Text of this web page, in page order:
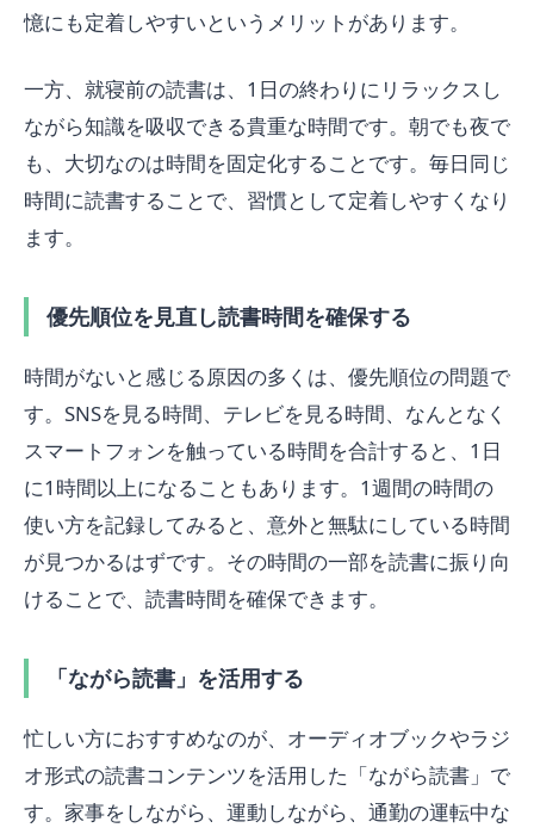
憶にも定着しやすいというメリットがあります。
一方、就寝前の読書は、1日の終わりにリラックスし
ながら知識を吸収できる貴重な時間です。朝でも夜で
も、大切なのは時間を固定化することです。毎日同じ
時間に読書することで、習慣として定着しやすくなり
ます。
優先順位を見直し読書時間を確保する
時間がないと感じる原因の多くは、優先順位の問題で
す。SNSを見る時間、テレビを見る時間、なんとなく
スマートフォンを触っている時間を合計すると、1日
に1時間以上になることもあります。1週間の時間の
使い方を記録してみると、意外と無駄にしている時間
が見つかるはずです。その時間の一部を読書に振り向
けることで、読書時間を確保できます。
「ながら読書」を活用する
忙しい方におすすめなのが、オーディオブックやラジ
オ形式の読書コンテンツを活用した「ながら読書」で
す。家事をしながら、運動しながら、通勤の運転中な